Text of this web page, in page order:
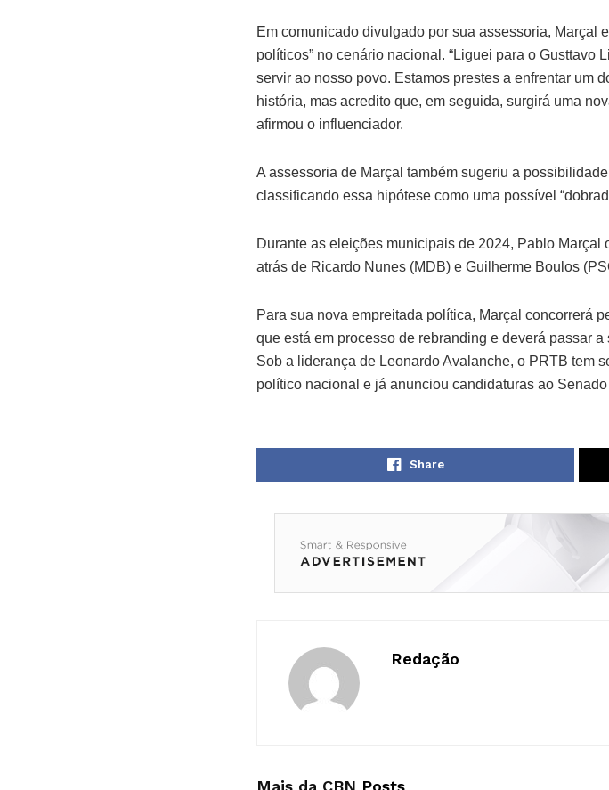
Em comunicado divulgado por sua assessoria, Marçal
políticos” no cenário nacional. “Liguei para o
servir ao nosso povo. Estamos prestes a enfrentar um
história, mas acredito que, em seguida, surgirá uma
afirmou o influenciador.
A assessoria de Marçal também sugeriu a
classificando essa hipótese como uma possível
Durante as eleições municipais de 2024, Pablo
atrás de Ricardo Nunes (MDB) e Guilherme Boulos
Para sua nova empreitada política, Marçal concorrerá
que está em processo de rebranding e deverá passar
Sob a liderança de Leonardo Avalanche, o PRTB tem
político nacional e já anunciou candidaturas ao
Share
Redação
Mais da CBN Posts